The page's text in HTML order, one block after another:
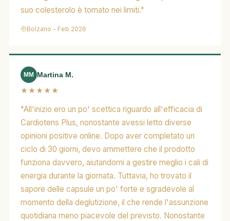
suo colesterolo è tornato nei limiti."
Bolzano - Feb 2026
MM Martina M.
★★★★★
"All'inizio ero un po' scettica riguardo all'efficacia di
Cardiotens Plus, nonostante avessi letto diverse
opinioni positive online. Dopo aver completato un
ciclo di 30 giorni, devo ammettere che il prodotto
funziona davvero, aiutandomi a gestire meglio i cali di
energia durante la giornata. Tuttavia, ho trovato il
sapore delle capsule un po' forte e sgradevole al
momento della deglutizione, il che rende l'assunzione
quotidiana meno piacevole del previsto. Nonostante